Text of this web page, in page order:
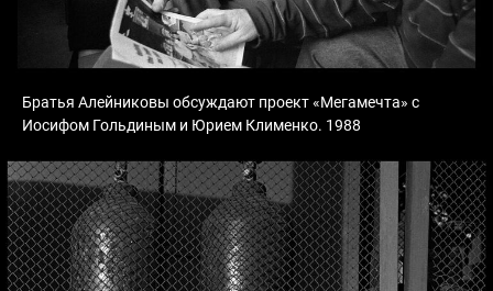
Братья Алейниковы обсуждают проект «Мегамечта» с
Иосифом Гольдиным и Юрием Клименко. 1988